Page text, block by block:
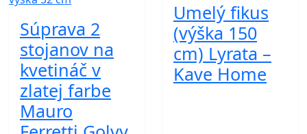
Súprava 2
stojanov na
kvetináč v
zlatej farbe
Mauro
Umelý fikus
(výška 150
cm) Lyrata –
Kave Home